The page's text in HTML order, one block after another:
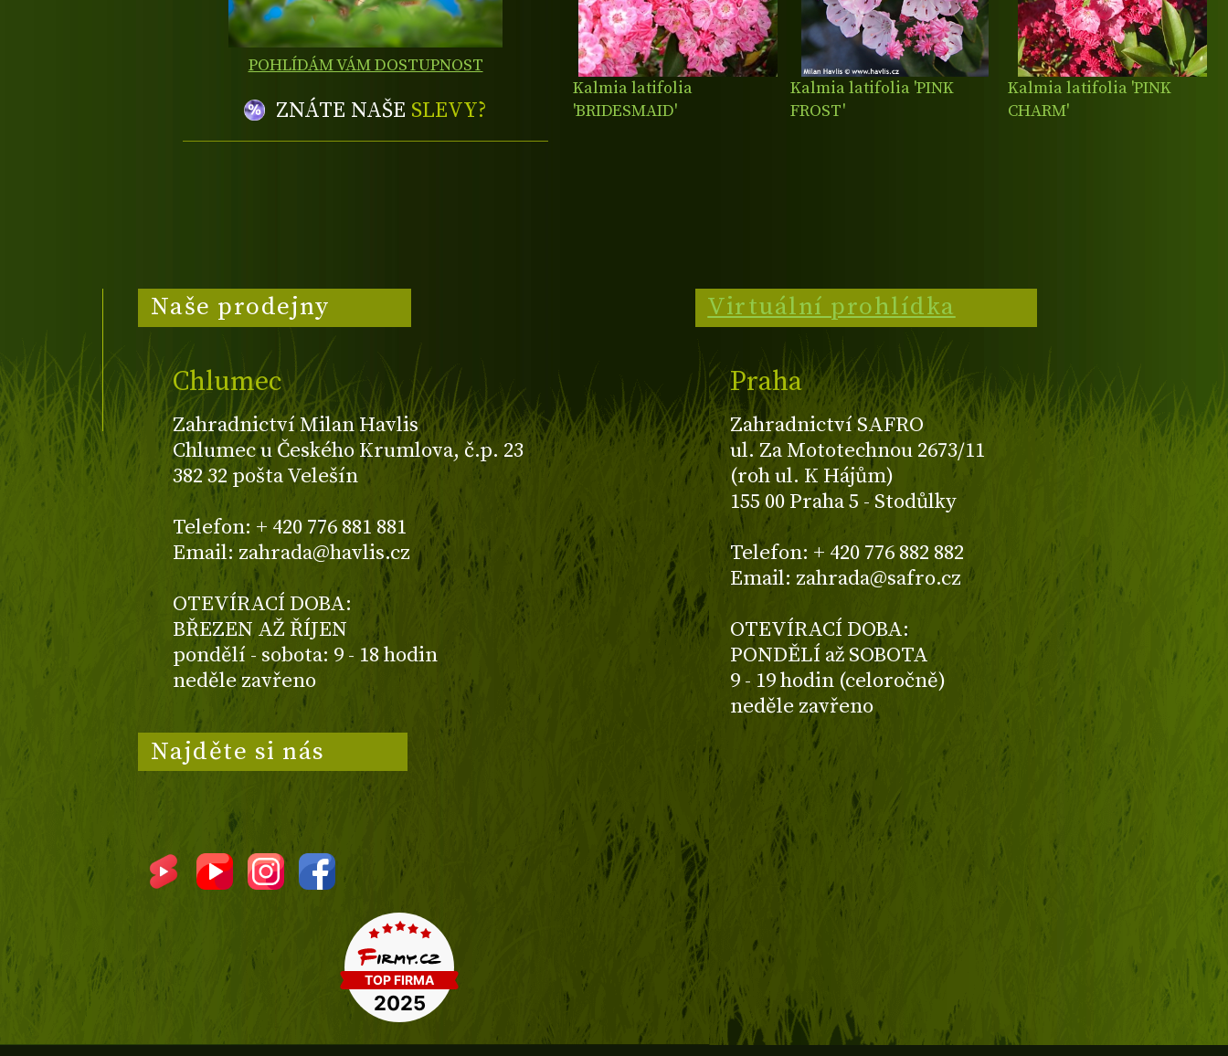
POHLÍDÁM VÁM DOSTUPNOST
ZNÁTE NAŠE SLEVY?
Kalmia latifolia
'BRIDESMAID'
Kalmia latifolia 'PINK
FROST'
Kalmia latifolia 'PINK
CHARM'
Naše prodejny
Chlumec
Zahradnictví Milan Havlis
Chlumec u Českého Krumlova, č.p. 23
382 32 pošta Velešín
Telefon: + 420 776 881 881
Email: zahrada@havlis.cz
OTEVÍRACÍ DOBA:
BŘEZEN AŽ ŘÍJEN
pondělí - sobota: 9 - 18 hodin
neděle zavřeno
Virtuální prohlídka
Praha
Zahradnictví SAFRO
ul. Za Mototechnou 2673/11
(roh ul. K Hájům)
155 00 Praha 5 - Stodůlky
Telefon: + 420 776 882 882
Email: zahrada@safro.cz
OTEVÍRACÍ DOBA:
PONDĚLÍ až SOBOTA
9 - 19 hodin (celoročně)
neděle zavřeno
Najděte si nás